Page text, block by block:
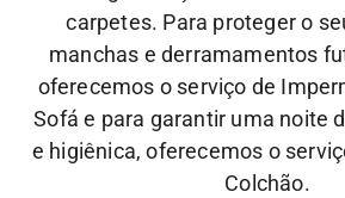
carpetes. Para proteger o
manchas e derramamentos
oferecemos o serviço de
Sofá e para garantir uma noite
e higiênica, oferecemos o
Colchão.